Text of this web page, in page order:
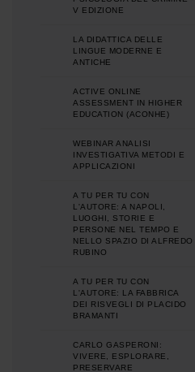
V EDIZIONE
LA DIDATTICA DELLE
LINGUE MODERNE E
ANTICHE
ACTIVE ONLINE
ASSESSMENT IN HIGHER
EDUCATION (ACONHE)
WEBINAR ANALISI
INVESTIGATIVA METODI E
APPLICAZIONI
A TU PER TU CON
L'AUTORE: A NAPOLI,
LUOGHI, STORIE E
PERSONE NEL TEMPO E
NELLO SPAZIO DI ALFREDO
RUBINO
A TU PER TU CON
L'AUTORE: LA FABBRICA
DEI RISVEGLI DI PLACIDO
BRAMANTI
CARLO GASPERONI:
VIVERE, ESPLORARE,
PRESERVARE